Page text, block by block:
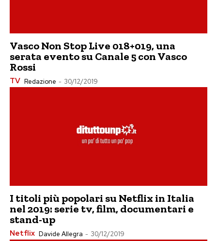
Vasco Non Stop Live 018+019, una
serata evento su Canale 5 con Vasco
Rossi
TV Redazione - 30/12/2019
I titoli più popolari su Netflix in Italia
nel 2019: serie tv, film, documentari e
stand-up
Netflix Davide Allegra - 30/12/2019